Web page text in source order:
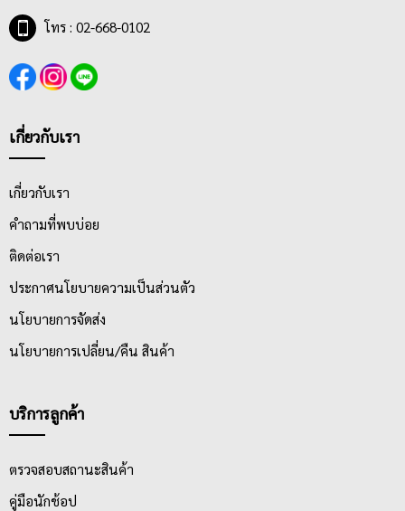
โทร : 02-668-0102
เกี่ยวกับเรา
เกี่ยวกับเรา
คำถามที่พบบ่อย
ติดต่อเรา
ประกาศนโยบายความเป็นส่วนตัว
นโยบายการจัดส่ง
นโยบายการเปลี่ยน/คืน สินค้า
บริการลูกค้า
ตรวจสอบสถานะสินค้า
คู่มือนักช้อป